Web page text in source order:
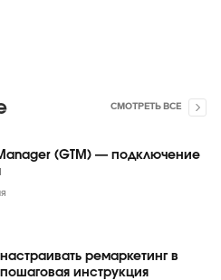
СМОТРЕТЬ ВСЕ
(GTM) — подключение
ремаркетинг в
инструкция